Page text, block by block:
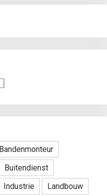
Bandenmonteur
Buitendienst
Industrie
Landbouw